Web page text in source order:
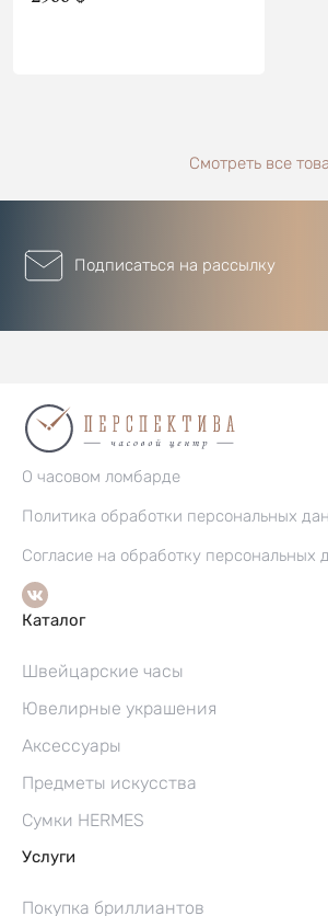
Смотреть все
Подписаться на рассылку
О часовом ломбарде
Политика обработки персональных
Согласие на обработку персональных
Каталог
Швейцарские часы
Ювелирные украшения
Аксессуары
Предметы искусства
Сумки HERMES
Услуги
Покупка бриллиантов